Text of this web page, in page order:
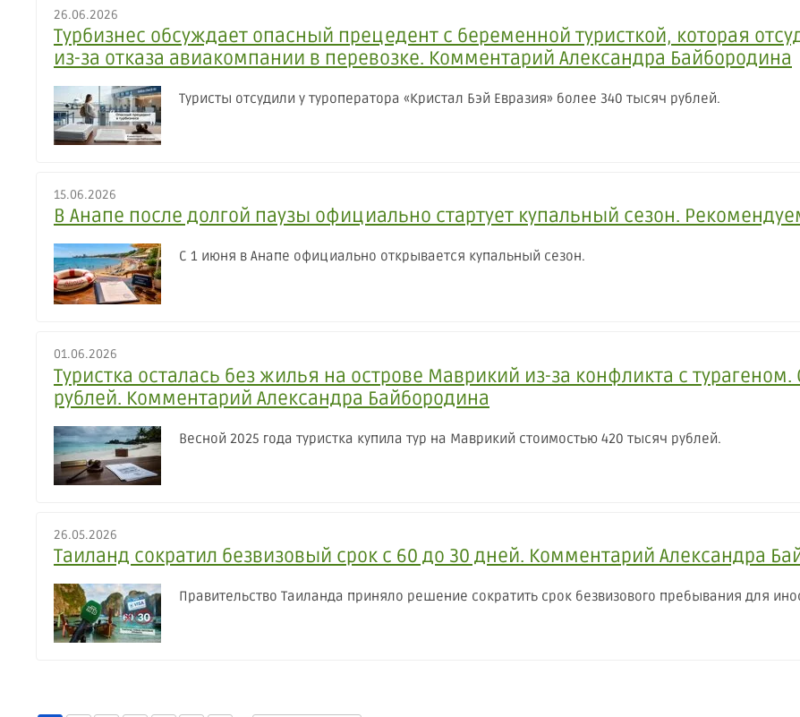
26.06.2026
Турбизнес обсуждает опасный прецедент с беременной туристкой, которая
из-за отказа авиакомпании в перевозке. Комментарий Александра Байбородина
Туристы отсудили у туроператора «Кристал Бэй Евразия» более 340 тысяч рублей.
15.06.2026
В Анапе после долгой паузы официально стартует купальный сезон.
С 1 июня в Анапе официально открывается купальный сезон.
01.06.2026
Туристка осталась без жилья на острове Маврикий из-за конфликта с турагеном.
рублей. Комментарий Александра Байбородина
Весной 2025 года туристка купила тур на Маврикий стоимостью 420 тысяч рублей.
26.05.2026
Таиланд сократил безвизовый срок с 60 до 30 дней. Комментарий Александра
Правительство Таиланда приняло решение сократить срок безвизового пребывания для